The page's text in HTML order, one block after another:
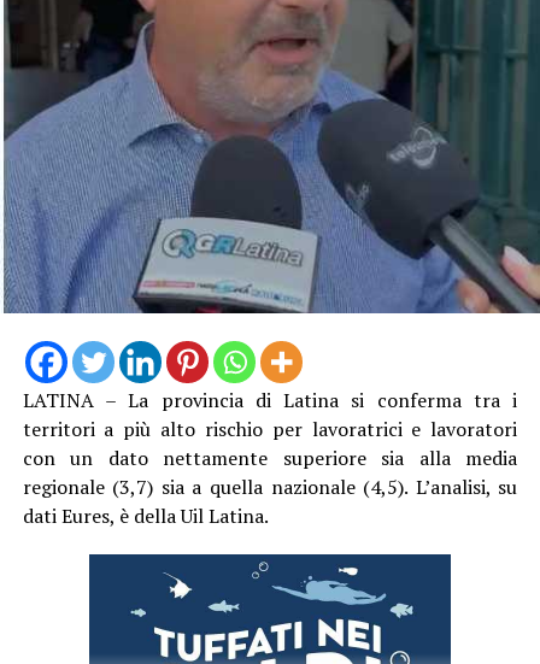
LATINA – La provincia di Latina si conferma tra i
territori a più alto rischio per lavoratrici e lavoratori
con un dato nettamente superiore sia alla media
regionale (3,7) sia a quella nazionale (4,5). L’analisi, su
dati Eures, è della Uil Latina.